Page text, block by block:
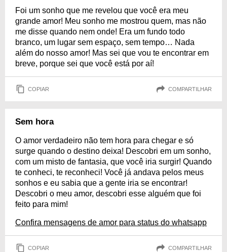
Foi um sonho que me revelou que você era meu
grande amor! Meu sonho me mostrou quem, mas não
me disse quando nem onde! Era um fundo todo
branco, um lugar sem espaço, sem tempo… Nada
além do nosso amor! Mas sei que vou te encontrar em
breve, porque sei que você está por aí!
COPIAR COMPARTILHAR
Sem hora
O amor verdadeiro não tem hora para chegar e só
surge quando o destino deixa! Descobri em um sonho,
com um misto de fantasia, que você iria surgir! Quando
te conheci, te reconheci! Você já andava pelos meus
sonhos e eu sabia que a gente iria se encontrar!
Descobri o meu amor, descobri esse alguém que foi
feito para mim!
Confira mensagens de amor para status do whatsapp
COPIAR COMPARTILHAR